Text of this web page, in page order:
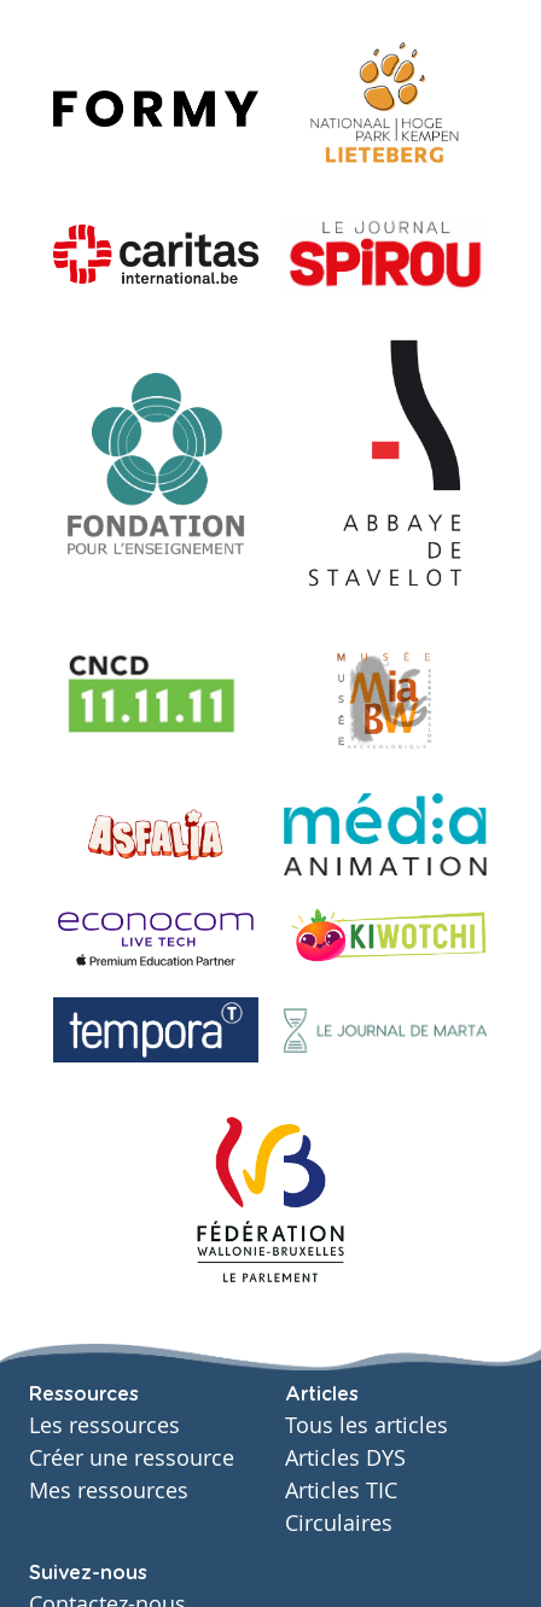
Ressources
Les ressources
Créer une ressource
Mes ressources
Articles
Tous les articles
Articles DYS
Articles TIC
Circulaires
Suivez-nous